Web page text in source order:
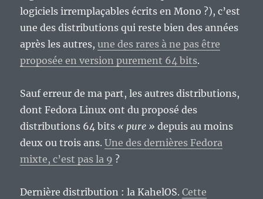
logiciels irremplaçables écrits en Mono ?), c’est
une des distributions qui reste bien des années
après les autres,une des rares à ne pas être
proposée en version purement 64 bits.
Sauf erreur de ma part, les autres distributions,
dont Fedora Linux ont du proposé des
distributions 64 bits « pure » depuis au moins
deux ou trois ans.Une des dernières Fedora
mixte, c’est pas la 9 ?
Dernière distribution : la KahelOS.Cette